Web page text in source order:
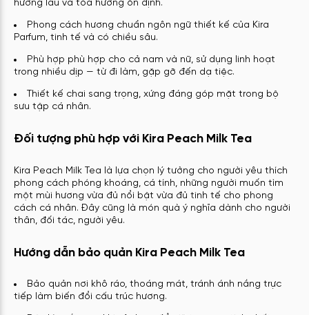
hương lâu và tỏa hương ổn định.
Phong cách hương chuẩn ngôn ngữ thiết kế của Kira
Parfum, tinh tế và có chiều sâu.
Phù hợp phù hợp cho cả nam và nữ, sử dụng linh hoạt
trong nhiều dịp — từ đi làm, gặp gỡ đến dạ tiệc.
Thiết kế chai sang trọng, xứng đáng góp mặt trong bộ
sưu tập cá nhân.
Đối tượng phù hợp với Kira Peach Milk Tea
Kira Peach Milk Tea là lựa chọn lý tưởng cho người yêu thích
phong cách phóng khoáng, cá tính, những người muốn tìm
một mùi hương vừa đủ nổi bật vừa đủ tinh tế cho phong
cách cá nhân. Đây cũng là món quà ý nghĩa dành cho người
thân, đối tác, người yêu.
Hướng dẫn bảo quản Kira Peach Milk Tea
Bảo quản nơi khô ráo, thoáng mát, tránh ánh nắng trực
tiếp làm biến đổi cấu trúc hương.